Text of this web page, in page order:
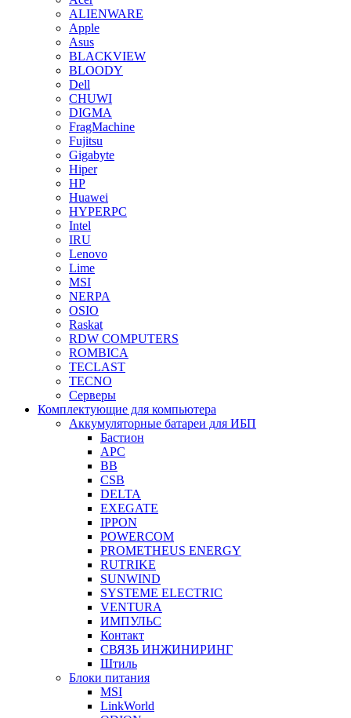
ALIENWARE
Apple
Asus
BLACKVIEW
BLOODY
Dell
CHUWI
DIGMA
FragMachine
Fujitsu
Gigabyte
Hiper
HP
Huawei
HYPERPC
Intel
IRU
Lenovo
Lime
MSI
NERPA
OSIO
Raskat
RDW COMPUTERS
ROMBICA
TECLAST
TECNO
Серверы
Комплектующие для компьютера
Аккумуляторные батареи для ИБП
Бастион
APC
BB
CSB
DELTA
EXEGATE
IPPON
POWERCOM
PROMETHEUS ENERGY
RUTRIKE
SUNWIND
SYSTEME ELECTRIC
VENTURA
ИМПУЛЬС
Контакт
СВЯЗЬ ИНЖИНИРИНГ
Штиль
Блоки питания
MSI
LinkWorld